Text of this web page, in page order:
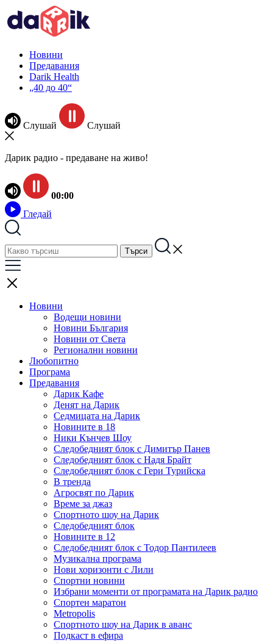
Новини
Предавания
Darik Health
„40 до 40“
Слушай Слушай
Дарик радио - предаване на живо!
00:00
Гледай
Новини
Водещи новини
Новини България
Новини от Света
Регионални новини
Любопитно
Програма
Предавания
Дарик Кафе
Денят на Дарик
Седмицата на Дарик
Новините в 18
Ники Кънчев Шоу
Следобедният блок с Димитър Панев
Следобедният блок с Надя Брайт
Следобедният блок с Гери Турийска
В тренда
Агросвят по Дарик
Време за джаз
Спортното шоу на Дарик
Следобедният блок
Новините в 12
Следобедният блок с Тодор Пантилеев
Музикална програма
Нови хоризонти с Лили
Спортни новини
Избрани моменти от програмата на Дарик радио
Спортен маратон
Metropolis
Спортното шоу на Дарик в аванс
Подкаст в ефира